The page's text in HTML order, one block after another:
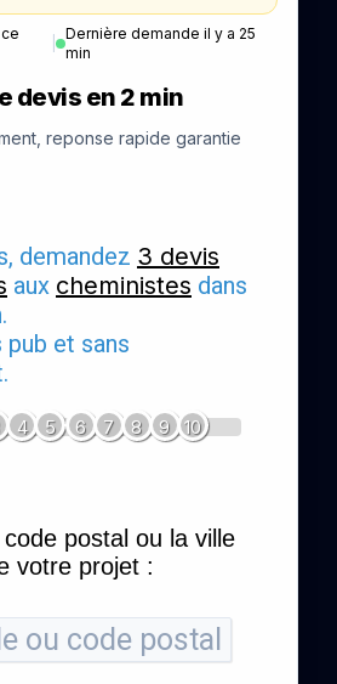
|
Dernière demande il y a 25
min
devis en 2 min
reponse rapide garantie
demandez 3 devis
aux cheministes dans
pub et sans
4 5 6 7 8 9 10
postal ou la ville
votre projet :